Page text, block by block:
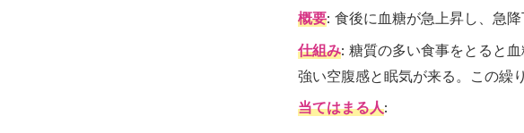
概要: 食後に血糖が急上昇し、急
仕組み: 糖質の多い食事をとると
強い空腹感と眠気が来る。この繰
当てはまる人: